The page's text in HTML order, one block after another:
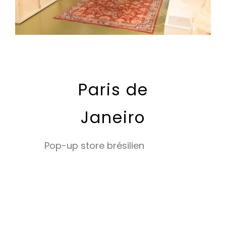
Paris de
Janeiro
Pop-up store brésilien